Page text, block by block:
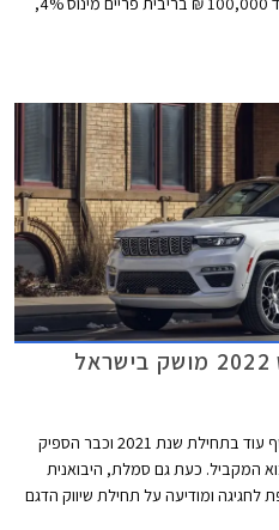
וכוללים עמלת הקמה בסך 1.5% ממחיר הרכב ודמי משכון ושעבוד בסך 350 ₪,
הדור החמישי של ג'יפ גרנד צ'ירוקי נחשף עוד בתחילת שנת 2021 וכבר הספיק
המקביל. כעת גם סמלת, היבואנית
ומודיעה על תחילת שיווק הדגם